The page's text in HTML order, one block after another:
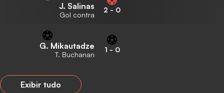
J. Salinas
Gol contra
2 - 0
G. Mikautadze
T. Buchanan
1 - 0
Exibir tudo